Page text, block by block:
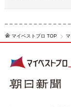
マイベストプロ TOP